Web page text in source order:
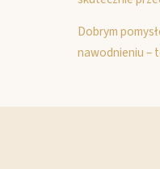
Dobrym
nawodnieniu –